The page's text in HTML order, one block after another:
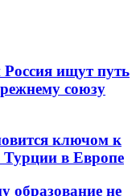
ищут путь
союзу
ключом к
Турции в Европе
образование не